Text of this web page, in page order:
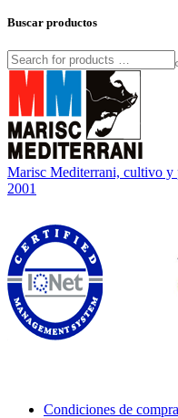
Buscar productos
Marisc Mediterrani, cultivo y
2001
Condiciones de compra